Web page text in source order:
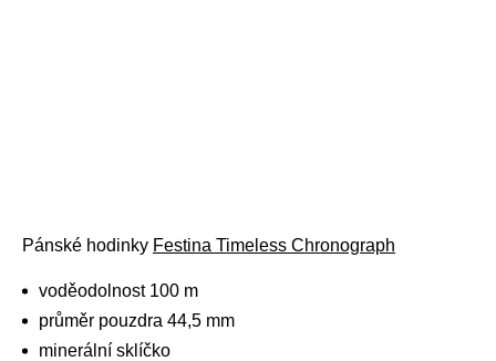
Pánské hodinky Festina Timeless Chronograph
voděodolnost 100 m
průměr pouzdra 44,5 mm
minerální sklíčko